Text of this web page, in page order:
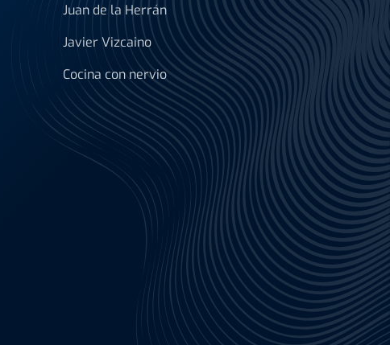
Juan de la Herrán
Javier Vizcaino
Cocina con nervio